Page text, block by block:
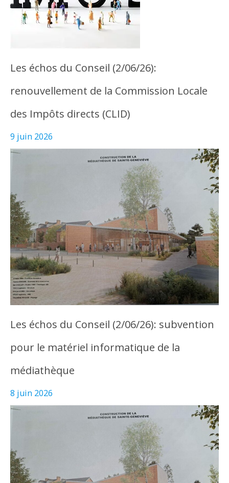
Les échos du Conseil (2/06/26):
renouvellement de la Commission Locale
des Impôts directs (CLID)
9 juin 2026
Les échos du Conseil (2/06/26): subvention
pour le matériel informatique de la
médiathèque
8 juin 2026